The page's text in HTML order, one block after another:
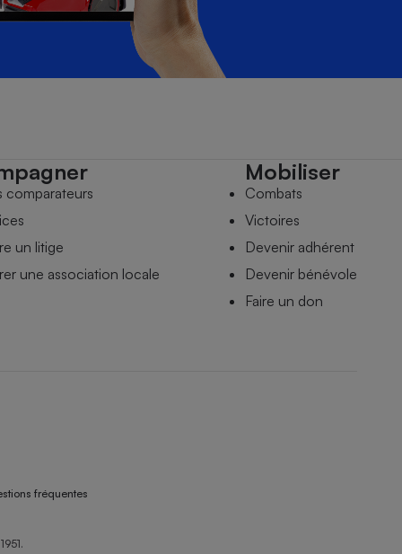
comparateurs
un litige
une association locale
Mobiliser
Combats
Victoires
Devenir adhérent
Devenir bénévole
Faire un don
fréquentes